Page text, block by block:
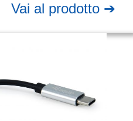
Vai al prodotto ➔